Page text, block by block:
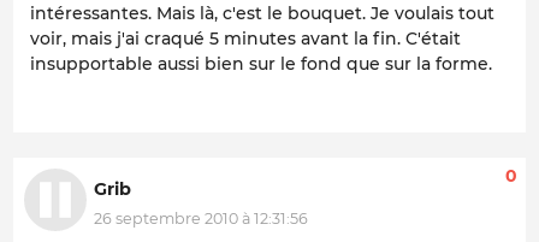
intéressantes. Mais là, c'est le bouquet. Je voulais tout
voir, mais j'ai craqué 5 minutes avant la fin. C'était
insupportable aussi bien sur le fond que sur la forme.
Grib
26 septembre 2010 à 12:31:56
0